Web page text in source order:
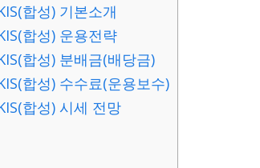
합성) 기본소개
합성) 운용전략
합성) 분배금(배당금)
합성) 수수료(운용보수)
합성) 시세 전망